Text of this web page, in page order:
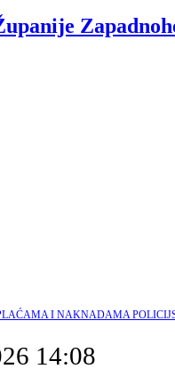
I NAKNADAMA
14:08